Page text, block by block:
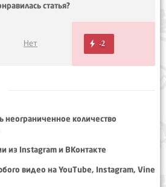
статья?
Нет -2
неограниченное количество
из Instagram и ВКонтакте
видео на YouTube, Instagram, Vine